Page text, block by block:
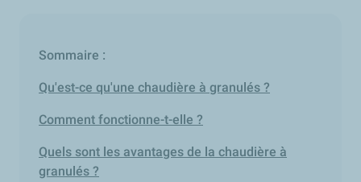
Sommaire :
Qu'est-ce qu'une chaudière à granulés ?
Comment fonctionne-t-elle ?
Quels sont les avantages de la chaudière à
granulés ?